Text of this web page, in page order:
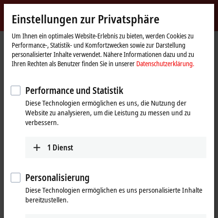
Beckhoff
-
New
Automation
Technology
myBeckhoff
StartseiteUnternehmen News MTP-Szenarien: Anlagenebene
Mit Klick auf "Akzeptieren" zeigen wir das Video und passen die
Einstellung zur Privatsphäre an, dabei wird externer Inhalt von
Vimeo geladen. Beachten Sie dazu bitte unsere
03.09.2024
Einstellungen zur Privatsphäre
Um Ihnen ein optimales Website-Erlebnis zu bieten, werden Cookies zu
Performance-, Statistik- und Komfortzwecken sowie zur Darstellung
personalisierter Inhalte verwendet. Nähere Informationen dazu und zu
Ihren Rechten als Benutzer finden Sie in unserer Datenschutzerklärung.
Performance und Statistik
Diese Technologien ermöglichen es uns, die Nutzung der
Website zu analysieren, um die Leistung zu messen und zu
verbessern.
1 Dienst
Personalisierung
Diese Technologien ermöglichen es uns personalisierte Inhalte
bereitzustellen.